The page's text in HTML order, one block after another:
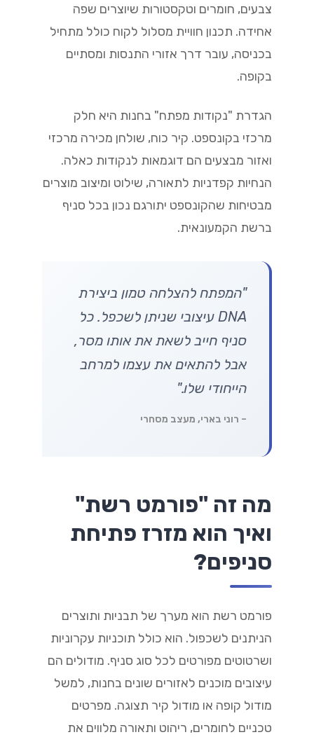
צבעים, חומרים וטקסטורות שיוצרים שפה
אחידה. תכנון חוויית מסלול לקוח כולל מתחיל
בכניסה, עובר דרך אזורי התנסות ומסתיים
בקופה.
הגדרת "נקודות מפתח" בחנות היא חלק
מרכזי בקונספט. קיר כוח, שולחן מכירה מרכזי
ואזור מבצעים הם דוגמאות לנקודות כאלה.
הנחיות קפדניות לתאורה, שילוט ומיצוב מוצרים
מבטיחות שהקונספט יתורגם נכון בכל סניף
ברשת הקמעונאית.
"המפתח להצלחה טמון ביצירת
DNA עיצובי שניתן לשכפל. כל
סניף חייב לשאת את אותו מסר,
אבל להתאים את עצמו למרחב
הייחודי שלו."
– רוני בארי, מעצב מסחרי
מה זה "פורמט רשת"
ואיך הוא מזרז פתיחת
סניפים?
פורמט רשת הוא מערך של תבניות ותוצרים
הניתנים לשכפול. הוא כולל תוכניות עקרוניות
ושרטוטים מפורטים לכל סוג סניף. מודולים הם
עיצובים מוכנים לאזורים שונים בחנות, למשל
מודול קופה או מודול קיר תצוגה. מפרטים
טכניים לחומרים, ריהוט ותאורה מלווים את